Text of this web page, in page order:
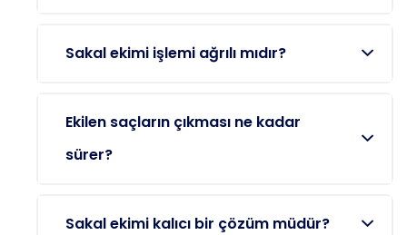
Sakal ekimi işlemi ağrılı mıdır?
Ekilen saçların çıkması ne kadar
sürer?
Sakal ekimi kalıcı bir çözüm müdür?